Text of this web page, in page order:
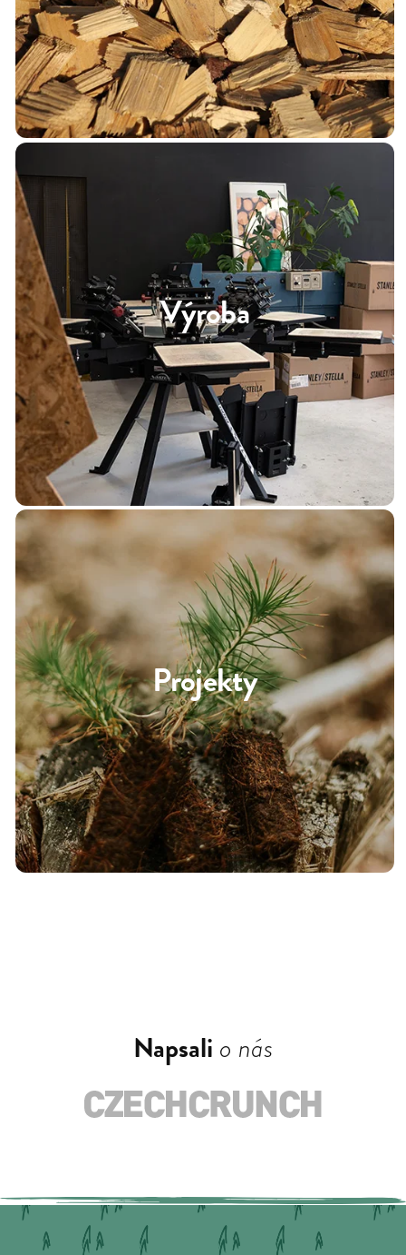
Projekty
Výroba
Napsali o nás